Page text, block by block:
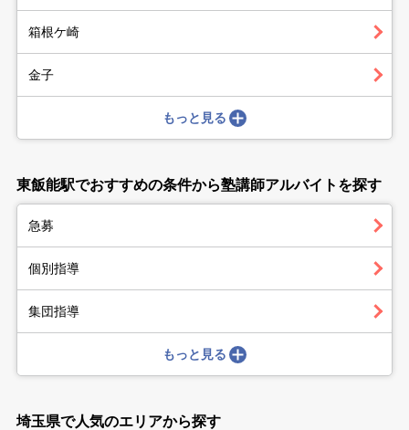
箱根ケ崎
金子
もっと見る
東飯能駅でおすすめの条件から塾講師アルバイトを探す
急募
個別指導
集団指導
もっと見る
埼玉県で人気のエリアから探す